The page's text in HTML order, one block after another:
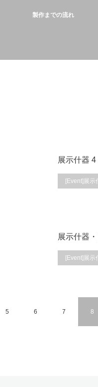
製作までの流れ
展示什器 4
[Event]展示
展示什器
[Event]展示
5 6 7 8